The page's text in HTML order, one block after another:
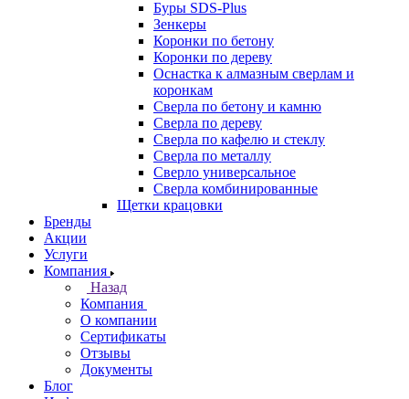
Буры SDS-Plus
Зенкеры
Коронки по бетону
Коронки по дереву
Оснастка к алмазным сверлам и
коронкам
Сверла по бетону и камню
Сверла по дереву
Сверла по кафелю и стеклу
Сверла по металлу
Сверло универсальное
Сверла комбинированные
Щетки крацовки
Бренды
Акции
Услуги
Компания
Назад
Компания
О компании
Сертификаты
Отзывы
Документы
Блог